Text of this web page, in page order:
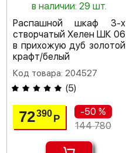
в наличии: 29 шт.
Распашной шкаф 3-х
створчатый Хелен ШК 06
в прихожую дуб золотой
крафт/белый
Код товара: 204527
(5)
72390Р
-50 %
144 780